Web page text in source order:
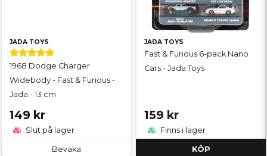
JADA TOYS
1968 Dodge Charger
Widebody - Fast & Furious -
Jada - 13 cm
149 kr
Slut på lager
Bevaka
JADA TOYS
Fast & Furious 6-pack Nano
Cars - Jada Toys
159 kr
Finns i lager
KÖP